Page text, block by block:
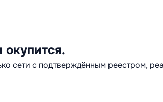
окупится.
сети с подтверждённым реестром,